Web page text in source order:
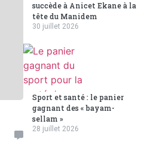
succède à Anicet Ekane à la
tête du Manidem
30 juillet 2026
Sport et santé : le panier
gagnant des « bayam-
sellam »
28 juillet 2026